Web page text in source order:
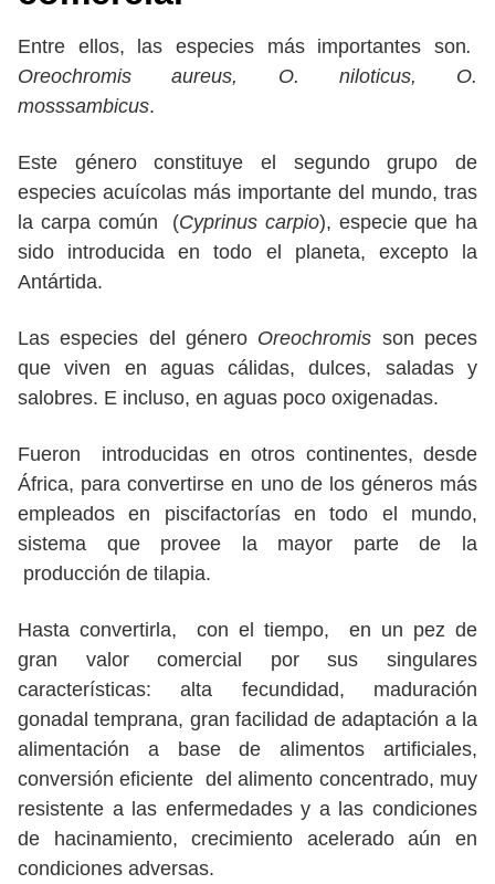
Entre ellos, las especies más importantes son.
Oreochromis aureus, O. niloticus, O.
mosssambicus.
Este género constituye el segundo grupo de
especies acuícolas más importante del mundo, tras
la carpa común (Cyprinus carpio), especie que ha
sido introducida en todo el planeta, excepto la
Antártida.
Las especies del género Oreochromis son peces
que viven en aguas cálidas, dulces, saladas y
salobres. E incluso, en aguas poco oxigenadas.
Fueron introducidas en otros continentes, desde
África, para convertirse en uno de los géneros más
empleados en piscifactorías en todo el mundo,
sistema que provee la mayor parte de la
producción de tilapia.
Hasta convertirla, con el tiempo, en un pez de
gran valor comercial por sus singulares
características: alta fecundidad, maduración
gonadal temprana, gran facilidad de adaptación a la
alimentación a base de alimentos artificiales,
conversión eficiente del alimento concentrado, muy
resistente a las enfermedades y a las condiciones
de hacinamiento, crecimiento acelerado aún en
condiciones adversas.